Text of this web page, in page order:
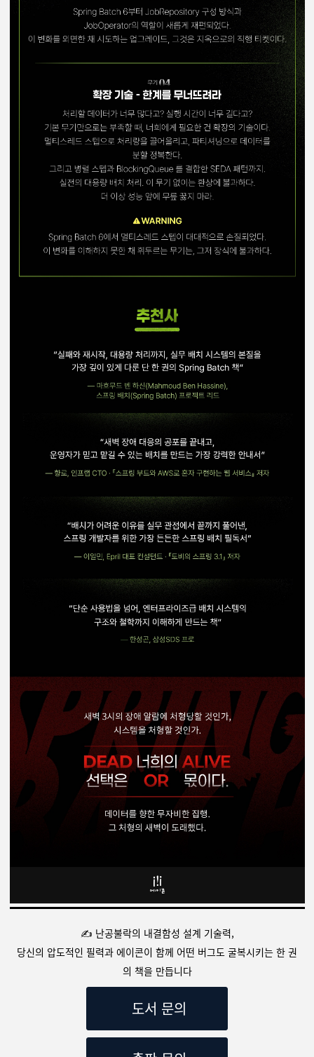
✍️ 난공불락의 내결함성 설계 기술력,
당신의 압도적인 필력과 에이콘이 함께 어떤 버그도 굴복시키는 한 권
의 책을 만듭니다
도서 문의